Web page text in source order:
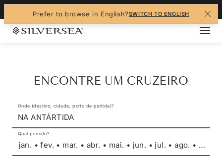
Prefer to browse in English?SWITCH TO ENGLISH
ENCONTRE UM CRUZEIRO
Onde (destino, cidade, porto de partida)?
NA ANTÁRTIDA
Qual período?
jan. • fev. • mar. • abr. • mai. • jun. • jul. • ago. • set.